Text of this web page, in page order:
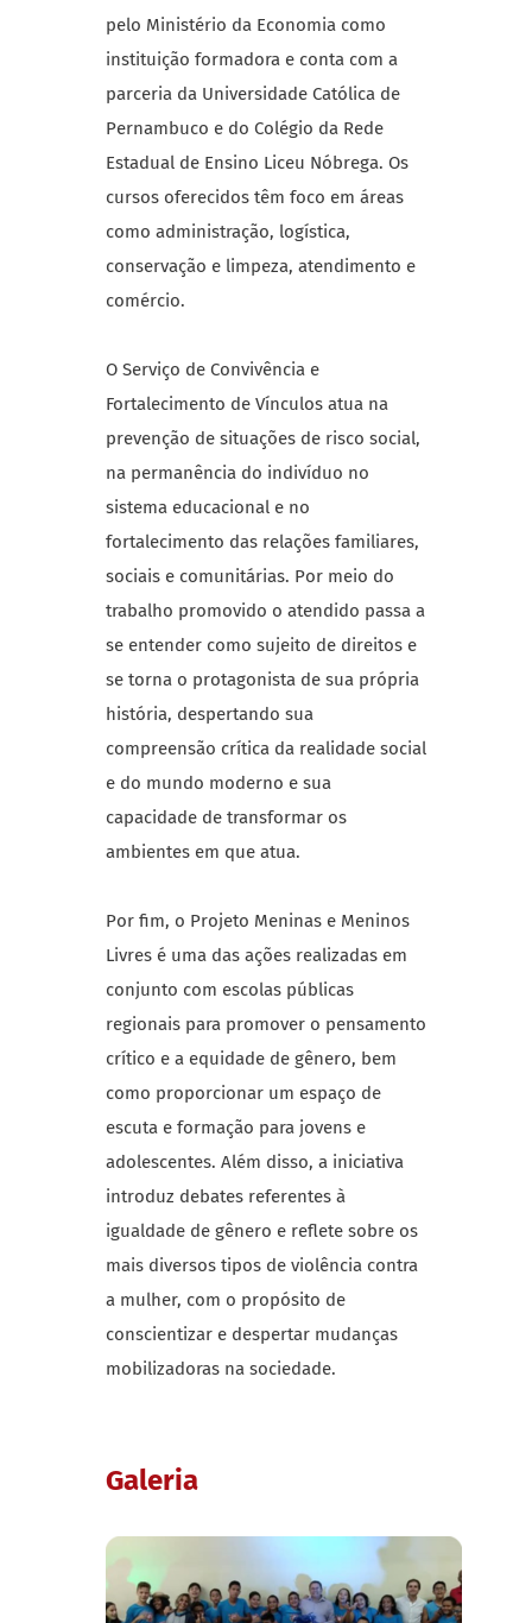
pelo Ministério da Economia como
instituição formadora e conta com a
parceria da Universidade Católica de
Pernambuco e do Colégio da Rede
Estadual de Ensino Liceu Nóbrega. Os
cursos oferecidos têm foco em áreas
como administração, logística,
conservação e limpeza, atendimento e
comércio.
O Serviço de Convivência e
Fortalecimento de Vínculos atua na
prevenção de situações de risco social,
na permanência do indivíduo no
sistema educacional e no
fortalecimento das relações familiares,
sociais e comunitárias. Por meio do
trabalho promovido o atendido passa a
se entender como sujeito de direitos e
se torna o protagonista de sua própria
história, despertando sua
compreensão crítica da realidade social
e do mundo moderno e sua
capacidade de transformar os
ambientes em que atua.
Por fim, o Projeto Meninas e Meninos
Livres é uma das ações realizadas em
conjunto com escolas públicas
regionais para promover o pensamento
crítico e a equidade de gênero, bem
como proporcionar um espaço de
escuta e formação para jovens e
adolescentes. Além disso, a iniciativa
introduz debates referentes à
igualdade de gênero e reflete sobre os
mais diversos tipos de violência contra
a mulher, com o propósito de
conscientizar e despertar mudanças
mobilizadoras na sociedade.
Galeria